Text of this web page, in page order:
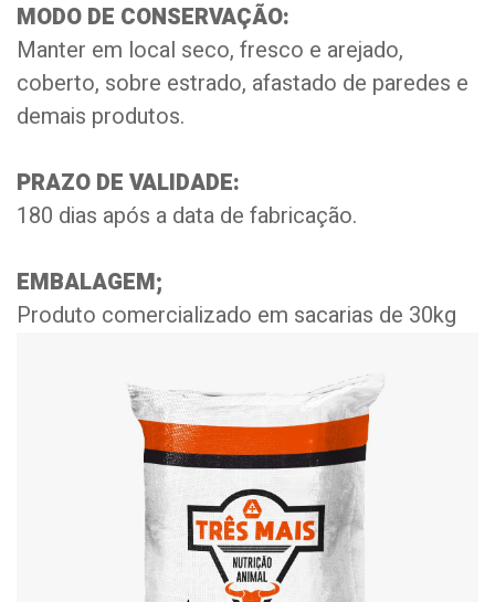
MODO DE CONSERVAÇÃO:
Manter em local seco, fresco e arejado,
coberto, sobre estrado, afastado de paredes e
demais produtos.
PRAZO DE VALIDADE:
180 dias após a data de fabricação.
EMBALAGEM;
Produto comercializado em sacarias de 30kg